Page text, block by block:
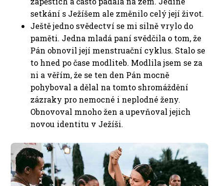
setkání s Ježíšem ale změnilo celý její život.
Ještě jedno svědectví se mi silně vrylo do
paměti. Jedna mladá paní svědčila o tom, že
Pán obnovil její menstruační cyklus. Stalo se
to hned po čase modliteb. Modlila jsem se za
ni a věřím, že se ten den Pán mocně
pohyboval a dělal na tomto shromáždění
zázraky pro nemocné i neplodné ženy.
Obnovoval mnoho žen a upevňoval jejich
novou identitu v Ježíši.